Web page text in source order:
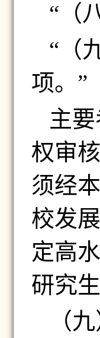
“（
“（
项。”
主
权审
须经
校发
定高
研究
（九